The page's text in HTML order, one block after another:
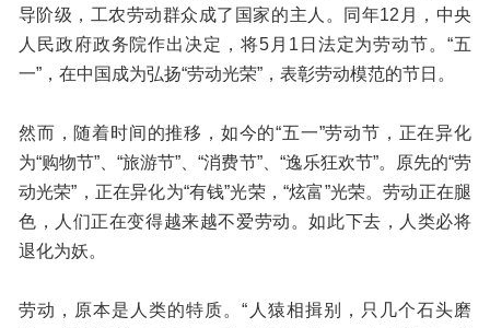
导阶级，工农劳动群众成了国家的主人。同年12月，中央
人民政府政务院作出决定，将5月1日法定为劳动节。“五
一”，在中国成为弘扬“劳动光荣”，表彰劳动模范的节日。
然而，随着时间的推移，如今的“五一”劳动节，正在异化
为“购物节”、“旅游节”、“消费节”、“逸乐狂欢节”。原先的“劳
动光荣”，正在异化为“有钱”光荣，“炫富”光荣。劳动正在腿
色，人们正在变得越来越不爱劳动。如此下去，人类必将
退化为妖。
劳动，原本是人类的特质。“人猿相揖别，只几个石头磨